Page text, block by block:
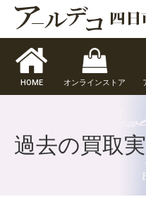
HOME オンラインストア
過去の買取